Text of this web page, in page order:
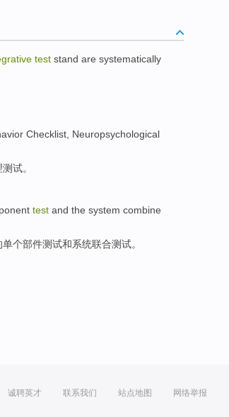
test stand are systematically
Checklist, Neuropsychological
测试。
test and the system combine
单个部件测试和系统联合测试。
诚聘英才 联系我们 站点地图 网络举报